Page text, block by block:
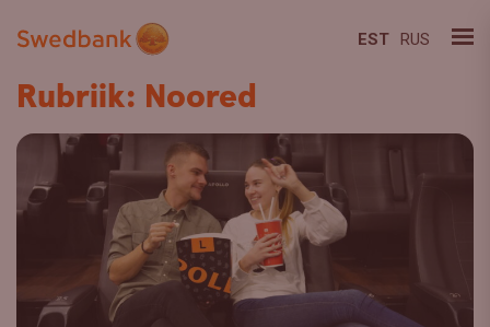
EST RUS
Rubriik: Noored